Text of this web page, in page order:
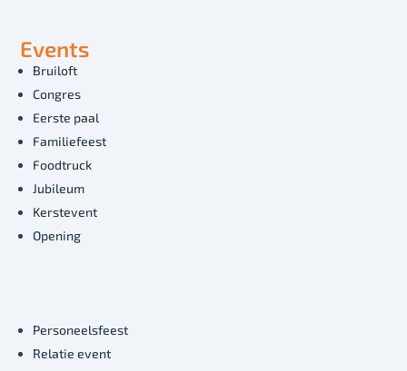
Events
Bruiloft
Congres
Eerste paal
Familiefeest
Foodtruck
Jubileum
Kerstevent
Opening
Personeelsfeest
Relatie event